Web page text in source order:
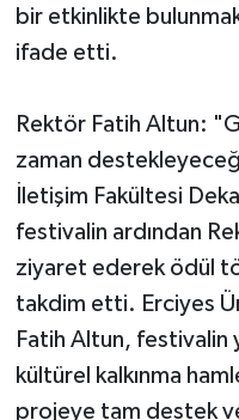
bir etkinlikte
ifade etti.
Rektör Fatih Altun:
zaman
İletişim Fakültesi
festivalin ardından
ziyaret ederek ödül
takdim etti. Erciyes
Fatih Altun, festivalin
kültürel kalkınma
projeye tam destek